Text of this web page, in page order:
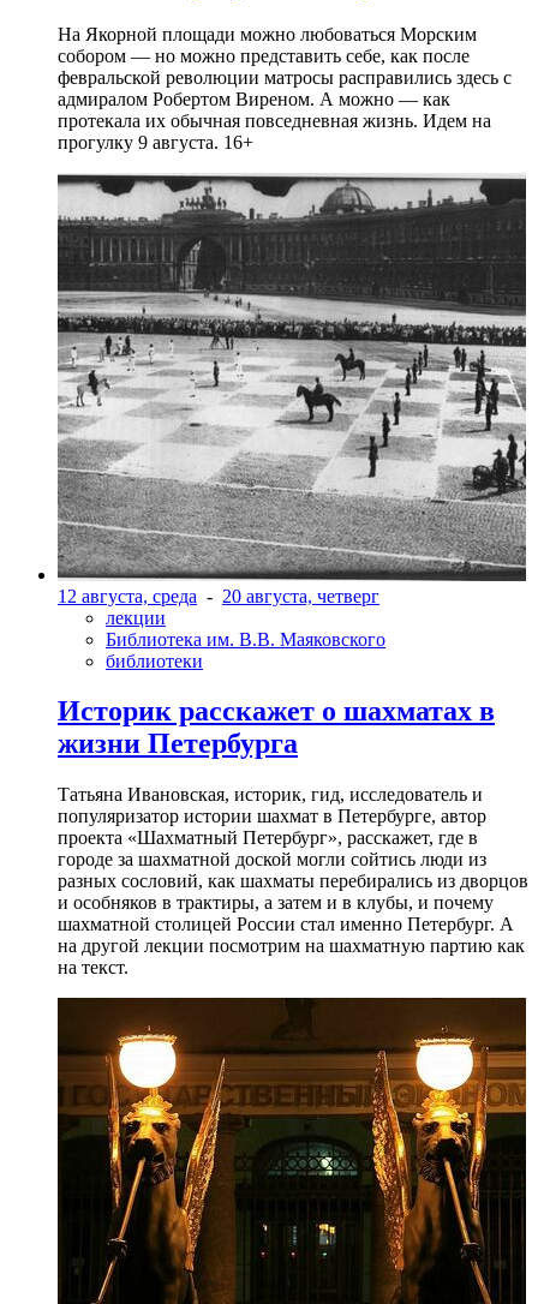
На Якорной площади можно любоваться Морским
собором — но можно представить себе, как после
февральской революции матросы расправились здесь с
адмиралом Робертом Виреном. А можно — как
протекала их обычная повседневная жизнь. Идем на
прогулку 9 августа. 16+
12 августа, среда - 20 августа, четверг
лекции
Библиотека им. В.В. Маяковского
библиотеки
Историк расскажет о шахматах в
жизни Петербурга
Татьяна Ивановская, историк, гид, исследователь и
популяризатор истории шахмат в Петербурге, автор
проекта «Шахматный Петербург», расскажет, где в
городе за шахматной доской могли сойтись люди из
разных сословий, как шахматы перебирались из дворцов
и особняков в трактиры, а затем и в клубы, и почему
шахматной столицей России стал именно Петербург. А
на другой лекции посмотрим на шахматную партию как
на текст.